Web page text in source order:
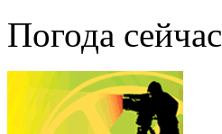
Погода сейчас